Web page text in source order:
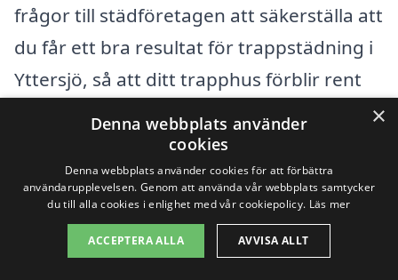
frågor till städföretagen att säkerställa att
du får ett bra resultat för trappstädning i
Yttersjö, så att ditt trapphus förblir rent
och trivsamt för alla boende.
Få 3 erbjudanden, gratis och utan
förpliktelser
×
Denna webbplats använder
cookies
Denna webbplats använder cookies för att förbättra
användarupplevelsen. Genom att använda vår webbplats samtycker
du till alla cookies i enlighet med vår cookiepolicy. Läs mer
ACCEPTERA ALLA AVVISA ALLT